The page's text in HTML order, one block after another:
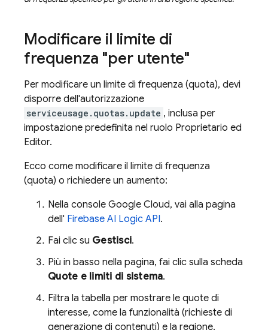
Modificare il limite di
frequenza "per utente"
Per modificare un limite di frequenza (quota), devi
disporre dell'autorizzazione
serviceusage.quotas.update , inclusa per
impostazione predefinita nel ruolo Proprietario ed
Editor.
Ecco come modificare il limite di frequenza
(quota) o richiedere un aumento:
Nella console Google Cloud, vai alla pagina
dell' Firebase AI Logic API.
Fai clic su Gestisci.
Più in basso nella pagina, fai clic sulla scheda
Quote e limiti di sistema.
Filtra la tabella per mostrare le quote di
interesse, come la funzionalità (richieste di
generazione di contenuti) e la regione.